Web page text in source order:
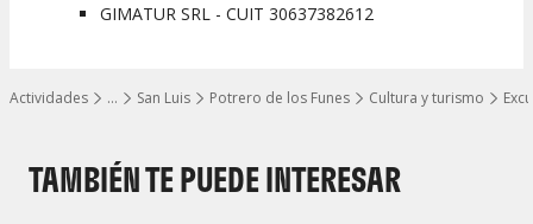
…
Mostrar todos los niveles
Actividades San Luis Potrero de los Funes Cultura y turismo
GIMATUR SRL - CUIT 30637382612
TAMBIÉN TE PUEDE INTERESAR